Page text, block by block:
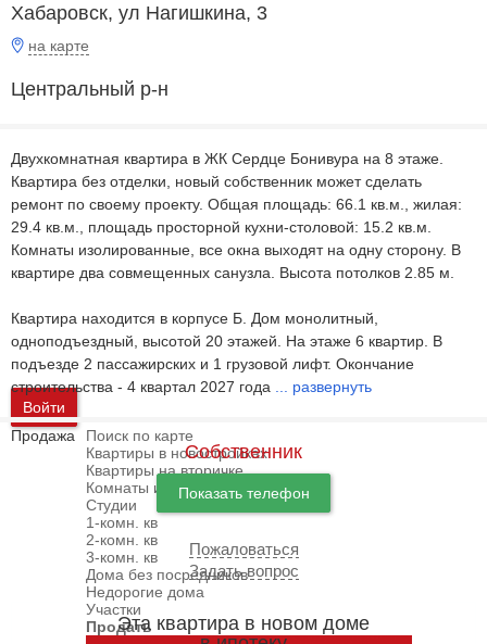
Войти
Продажа
Поиск по карте
Квартиры в новостройках
Квартиры на вторичке
Комнаты и доли
Студии
1-комн. кв
2-комн. кв
3-комн. кв
Дома без посредников
Недорогие дома
Участки
Продать
Хабаровск, ул Нагишкина, 3
на карте
Центральный р-н
Двухкомнатная квартира в ЖК Сердце Бонивура на 8 этаже.
Квартира без отделки, новый собственник может сделать
ремонт по своему проекту. Общая площадь: 66.1 кв.м., жилая:
29.4 кв.м., площадь просторной кухни-столовой: 15.2 кв.м.
Комнаты изолированные, все окна выходят на одну сторону. В
квартире два совмещенных санузла. Высота потолков 2.85 м.
Квартира находится в корпусе Б. Дом монолитный,
одноподъездный, высотой 20 этажей. На этаже 6 квартир. В
подъезде 2 пассажирских и 1 грузовой лифт. Окончание
строительства - 4 квартал 2027 года
развернуть
Собственник
Показать телефон
Пожаловаться
Задать вопрос
Эта квартира в новом доме